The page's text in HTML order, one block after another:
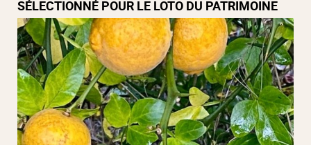
SÉLECTIONNÉ POUR LE LOTO DU PATRIMOINE